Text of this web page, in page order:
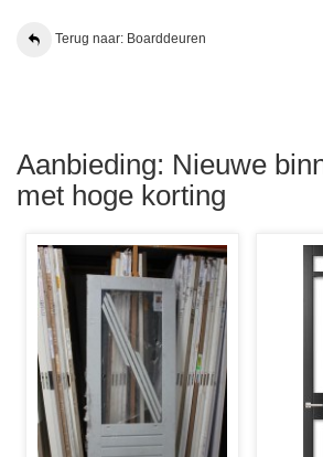
Terug naar: Boarddeuren
Aanbieding: Nieuwe
met hoge korting